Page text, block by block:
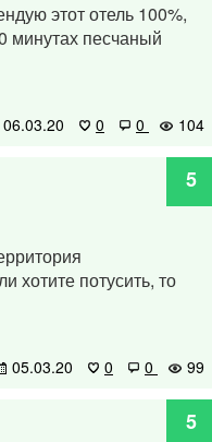
этот отель 100%,
минутах песчаный
06.03.20
0 0 104
5
хотите потусить, то
05.03.20
0 0 99
5